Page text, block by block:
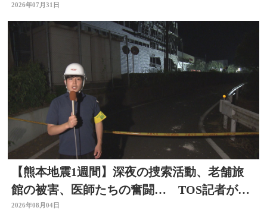
がタッグ 大分
2026年07月31日
【熊本地震1週間】深夜の捜索活動、老舗旅
館の被害、医師たちの奮闘… TOS記者が取
材した被災地 大分
2026年08月04日